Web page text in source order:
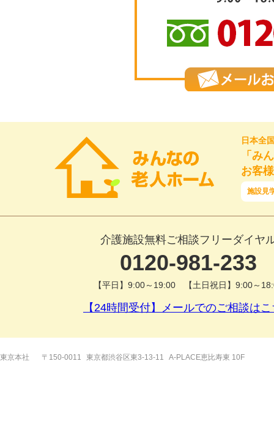
日本全
「み
お客
施設見
介護施設無料ご相談フリーダイヤ
0120-981-233
【平日】9:00～19:00 【土日祝日】9:00～
【24時間受付】メールでのご相談は
東京本社 〒150-0011 東京都渋谷区東3-13-11 A-PLACE恵比寿東 10F